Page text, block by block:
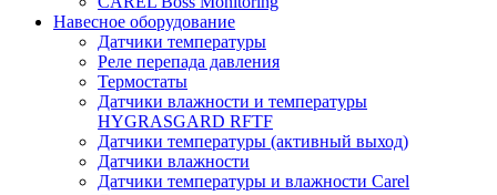
Навесное оборудование
Датчики температуры
Реле перепада давления
Термостаты
Датчики влажности и температуры
HYGRASGARD RFTF
Датчики температуры (активный выход)
Датчики влажности
Датчики температуры и влажности Carel